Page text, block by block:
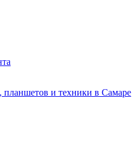
планшетов и техники в Самаре